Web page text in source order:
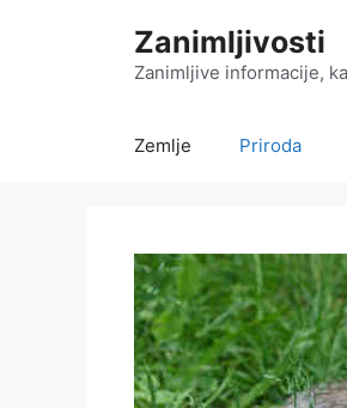
Zanimljivosti
Zanimljive informacije,
Zemlje Priroda